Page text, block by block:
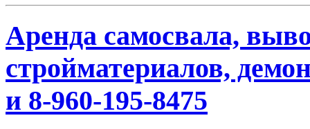
Аренда самосвала,
стройматериалов,
и 8-960-195-8475